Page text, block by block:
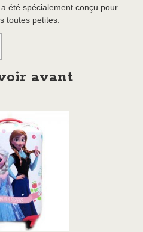
été spécialement conçu pour
toutes petites.
avant